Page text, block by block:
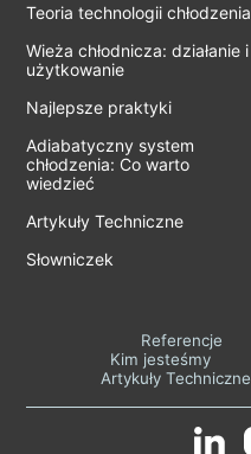
Teoria technologii chłodzenia
Wieża chłodnicza: działanie i
użytkowanie
Najlepsze praktyki
Adiabatyczny system
chłodzenia: Co warto
wiedzieć
Artykuły Techniczne
Słowniczek
Referencje
Kim jesteśmy
Artykuły Techniczne